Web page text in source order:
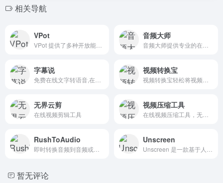
相关导航
VPot 音频大师
字幕说 视频转换宝
无界云剪
在线视频剪辑工具
视频压缩工具
RushToAudio Unscreen
暂无评论